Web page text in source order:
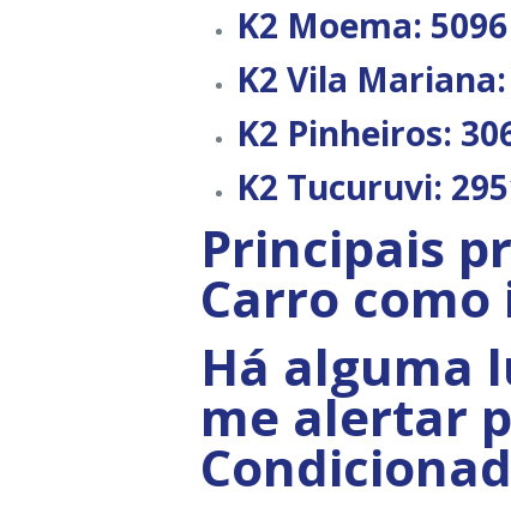
K2 Moema:
K2 Vila Mariana:
K2 Pinheiros:
K2 Tucuruvi:
Principais
Carro
Há alguma
me alertar